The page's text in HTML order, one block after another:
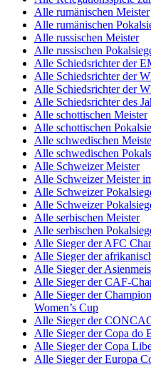
Alle rumänischen Meister
Alle rumänischen
Alle russischen Meister
Alle russischen
Alle Schiedsrichter der
Alle Schiedsrichter der
Alle Schiedsrichter der
Alle Schiedsrichter des
Alle schottischen Meister
Alle schottischen
Alle schwedischen
Alle schwedischen
Alle Schweizer Meister
Alle Schweizer Meister
Alle Schweizer
Alle Schweizer
Alle serbischen Meister
Alle serbischen
Alle Sieger der AFC
Alle Sieger der
Alle Sieger der
Alle Sieger der CAF-
Alle Sieger der
Women’s Cup
Alle Sieger der
Alle Sieger der Copa do
Alle Sieger der Copa
Alle Sieger der Europa